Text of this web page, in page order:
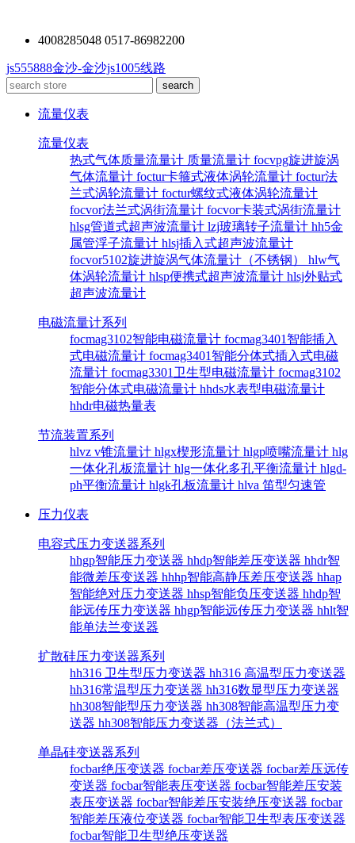
4008285048 0517-86982200
js555888金沙-金沙js1005线路
流量仪表
流量仪表
热式气体质量流量计 质量流量计 focvpg旋进旋涡
气体流量计 foctur卡箍式液体涡轮流量计 foctur法
兰式涡轮流量计 foctur螺纹式液体涡轮流量计
focvor法兰式涡街流量计 focvor卡装式涡街流量计
hlsg管道式超声波流量计 lzj玻璃转子流量计 hh5金
属管浮子流量计 hlsj插入式超声波流量计
focvor5102旋进旋涡气体流量计（不锈钢） hlw气
体涡轮流量计 hlsp便携式超声波流量计 hlsj外贴式
超声波流量计
电磁流量计系列
focmag3102智能电磁流量计 focmag3401智能插入
式电磁流量计 focmag3401智能分体式插入式电磁
流量计 focmag3301卫生型电磁流量计 focmag3102
智能分体式电磁流量计 hhds水表型电磁流量计
hhdr电磁热量表
节流装置系列
hlvz v锥流量计 hlgx楔形流量计 hlgp喷嘴流量计 hlg
一体化孔板流量计 hlg一体化多孔平衡流量计 hlgd-
ph平衡流量计 hlgk孔板流量计 hlva 笛型匀速管
压力仪表
电容式压力变送器系列
hhgp智能压力变送器 hhdp智能差压变送器 hhdr智
能微差压变送器 hhhp智能高静压差压变送器 hhap
智能绝对压力变送器 hhsp智能负压变送器 hhdp智
能远传压力变送器 hhgp智能远传压力变送器 hhlt智
能单法兰变送器
扩散硅压力变送器系列
hh316 卫生型压力变送器 hh316 高温型压力变送器
hh316常温型压力变送器 hh316数显型压力变送器
hh308智能型压力变送器 hh308智能高温型压力变
送器 hh308智能压力变送器（法兰式）
单晶硅变送器系列
focbar绝压变送器 focbar差压变送器 focbar差压远传
变送器 focbar智能表压变送器 focbar智能差压安装
表压变送器 focbar智能差压安装绝压变送器 focbar
智能差压液位变送器 focbar智能卫生型表压变送器
focbar智能卫生型绝压变送器